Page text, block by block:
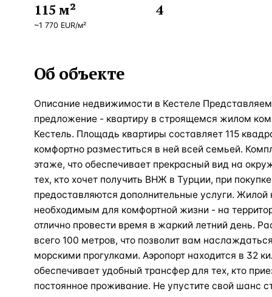
115 м²
~1 770 EUR/м²
4
Об объекте
Описание недвижимости в Кестеле
предложение - квартиру в строящемся жилом
Кестель. Площадь квартиры составляет 115
комфортно разместиться в ней всей семьей.
этаже, что обеспечивает прекрасный вид на
тех, кто хочет получить ВНЖ в Турции, при
предоставляются дополнительные услуги.
необходимым для комфортной жизни - на
отлично провести время в жаркий летний день.
всего 100 метров, что позволит вам
морскими прогулками. Аэропорт находится в 32
обеспечивает удобный трансфер для тех, кто
постоянное проживание. Не упустите свой шанс